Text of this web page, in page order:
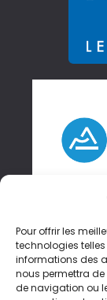
Pour offrir les
technologies
informations des
nous permettra
de navigation ou
Gérer mes